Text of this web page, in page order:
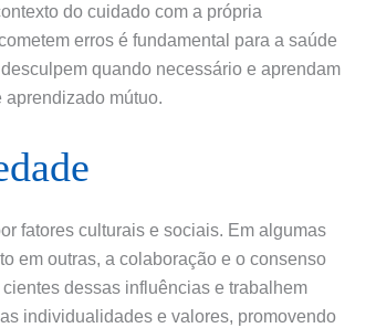
do cuidado com a própria
erros é fundamental para a saúde
quando necessário e aprendam
aprendizado mútuo.
fatores culturais e sociais. Em algumas
em outras, a colaboração e o consenso
dessas influências e trabalhem
individualidades e valores, promovendo